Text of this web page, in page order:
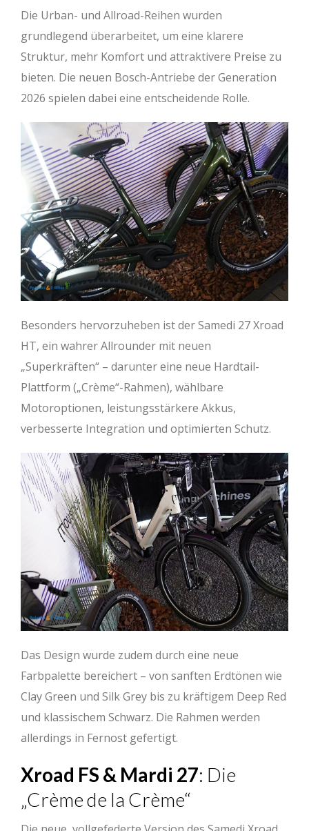
Die Urban- und Allroad-Reihen wurden
grundlegend überarbeitet, um eine klarere
Struktur, mehr Komfort und attraktivere Preise zu
bieten. Die neuen Bosch-Antriebe der Generation
2026 spielen dabei eine entscheidende Rolle.
Besonders hervorzuheben ist der Samedi 27 Xroad
HT, ein wahrer Allrounder mit neuen
„Superkräften“ – darunter eine neue Hardtail-
Plattform („Crème“-Rahmen), wählbare
Motoroptionen, leistungsstärkere Akkus,
verbesserte Integration und optimierten Schutz.
Das Design wurde zudem durch eine neue
Farbpalette bereichert – von sanften Erdtönen wie
Clay Green und Silk Grey bis zu kräftigem Deep Red
und klassischem Schwarz. Die Rahmen werden
allerdings in Fernost gefertigt.
Xroad FS & Mardi 27: Die
„Crème de la Crème“